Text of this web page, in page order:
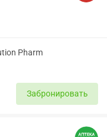
Pharm
Забронировать